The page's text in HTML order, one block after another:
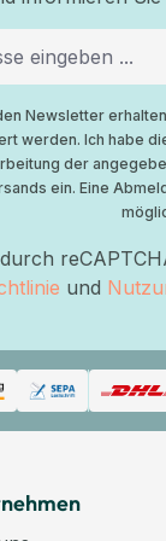
Newsletter
werden. Ich habe
der
ein. Eine
und